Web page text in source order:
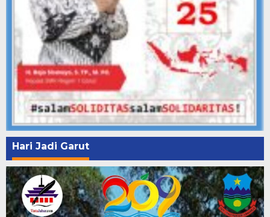
Hari Jadi Garut